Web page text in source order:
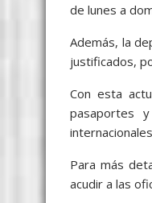
de lunes a
Además, la
justificados,
Con esta
pasaportes
Para más
acudir a las